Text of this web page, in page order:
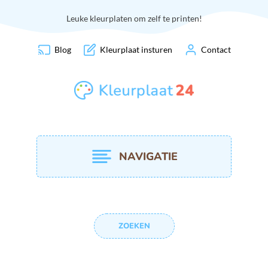
Leuke kleurplaten om zelf te printen!
Blog Kleurplaat insturen Contact
NAVIGATIE
ZOEKEN